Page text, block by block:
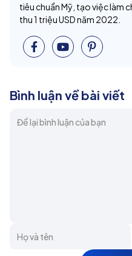
tiêu chuẩn Mỹ, tạo việc làm
thu 1 triệu USD năm 2022.
Bình luận về bài viết